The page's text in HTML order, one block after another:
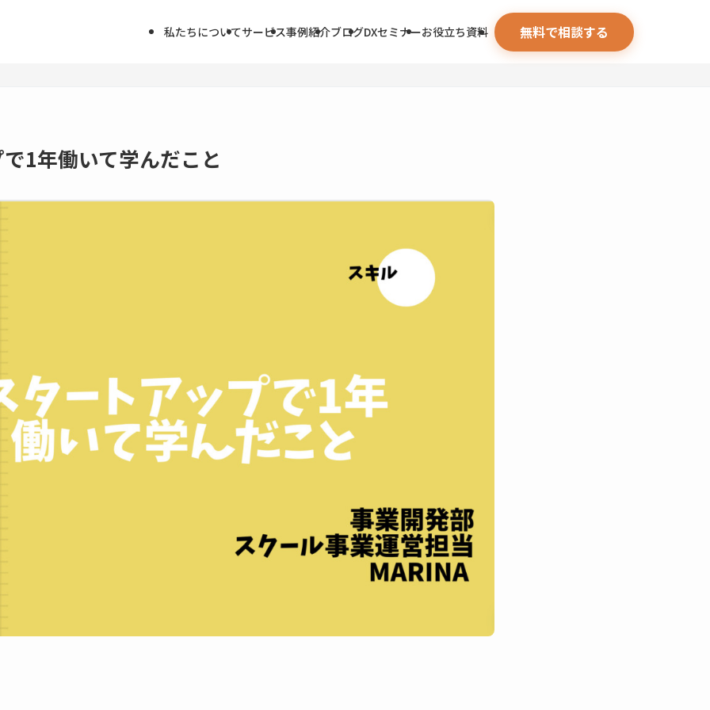
私たちについてサービス事例紹介ブログDXセミナーお役立ち資料 無料で相談する
1年働いて学んだこと